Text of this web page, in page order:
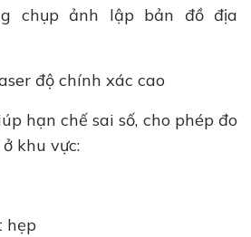
chụp ảnh lập bản đồ địa
độ chính xác cao
hạn chế sai số, cho phép đo
khu vực:
hẹp